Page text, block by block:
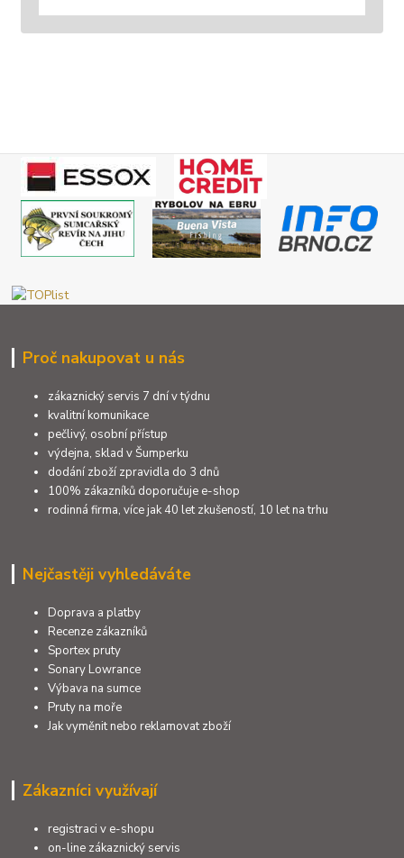
Proč nakupovat u nás
zákaznický servis 7 dní v týdnu
kvalitní komunikace
pečlivý, osobní přístup
výdejna, sklad v Šumperku
dodání zboží zpravidla do 3 dnů
100% zákazníků doporučuje e-shop
rodinná firma, více jak 40 let zkušeností, 10 let na trhu
Nejčastěji vyhledáváte
Doprava a platby
Recenze zákazníků
Sportex pruty
Sonary Lowrance
Výbava na sumce
Pruty na moře
Jak vyměnit nebo reklamovat zboží
Zákazníci využívají
registraci v e-shopu
on-line zákaznický servis